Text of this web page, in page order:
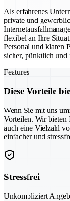
Als erfahrenes
private und
flexibel an Ihre
Personal und klaren
sicher, pünktlich und
Features
Diese Vorteile
Wenn Sie mit uns
Vorteilen. Wir bieten
auch eine Vielzahl
einfacher und
Stressfrei
Unkompliziert